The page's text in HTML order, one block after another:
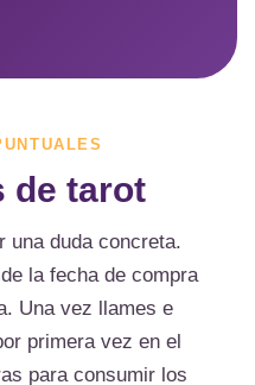
de tarot
una duda concreta.
la fecha de compra
Una vez llames e
primera vez en el
para consumir los